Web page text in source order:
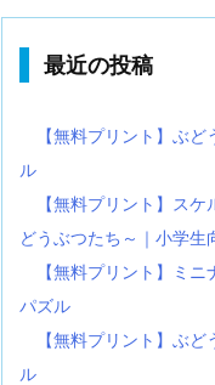
最近の投稿
【無料プリント】ぶ
ル
【無料プリント】ス
どうぶつたち～｜小学生
【無料プリント】ミ
パズル
【無料プリント】ぶ
ル